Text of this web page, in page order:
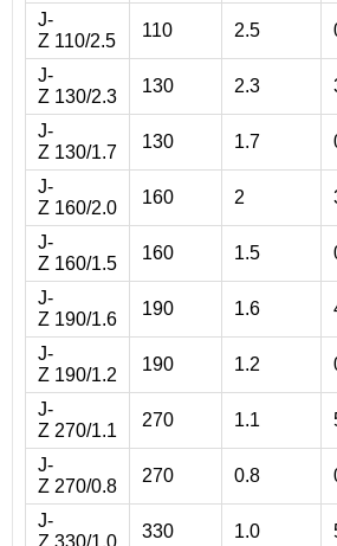
J-
Z 110/2.5
110 2.5
J-
Z 130/2.3
130 2.3
J-
Z 130/1.7
130 1.7
J-
Z 160/2.0
160 2
J-
Z 160/1.5
160 1.5
J-
Z 190/1.6
190 1.6
J-
Z 190/1.2
190 1.2
J-
Z 270/1.1
270 1.1
J-
Z 270/0.8
270 0.8
J-
Z 330/1.0
330 1.0